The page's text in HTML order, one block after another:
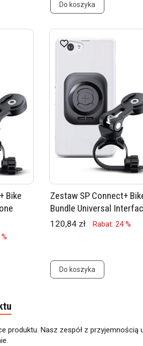
Do koszyka
Bike
Zestaw SP Connect+
Bundle Universal
120,84 zł Rabat: 24 %
Do koszyka
produktu. Nasz zespół z przyjemnością